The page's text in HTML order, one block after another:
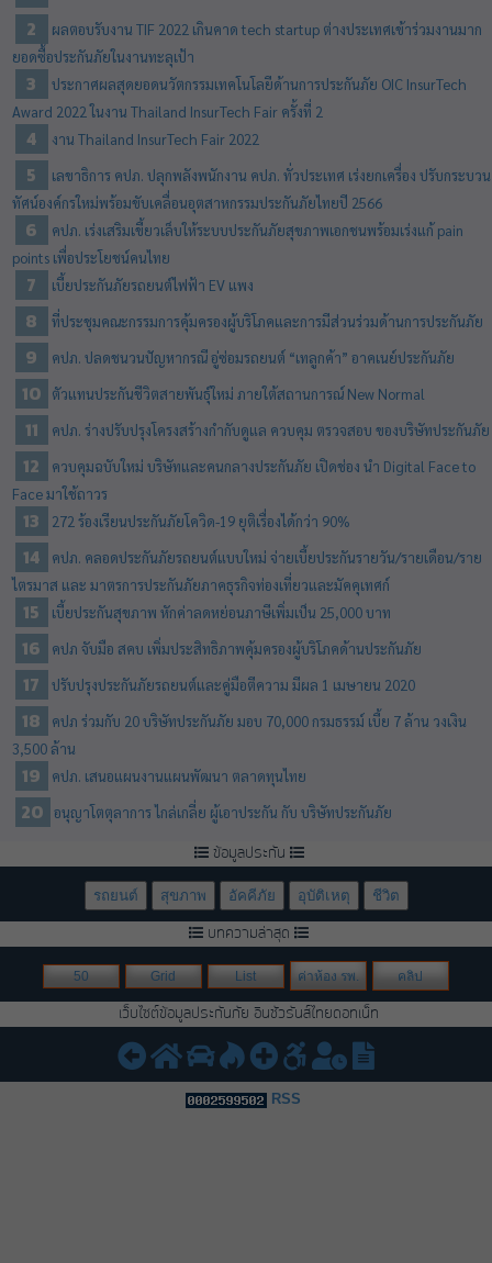
ผลตอบรับงาน TIF 2022 เกินคาด tech startup ต่างประเทศเข้าร่วมงานมาก
ยอดซื้อประกันภัยในงานทะลุเป้า
ประกาศผลสุดยอดนวัตกรรมเทคโนโลยีด้านการประกันภัย OIC InsurTech
Award 2022 ในงาน Thailand InsurTech Fair ครั้งที่ 2
งาน Thailand InsurTech Fair 2022
เลขาธิการ คปภ. ปลุกพลังพนักงาน คปภ. ทั่วประเทศ เร่งยกเครื่อง ปรับกระบวน
ทัศน์องค์กรใหม่พร้อมขับเคลื่อนอุตสาหกรรมประกันภัยไทยปี 2566
คปภ. เร่งเสริมเขี้ยวเล็บให้ระบบประกันภัยสุขภาพเอกชนพร้อมเร่งแก้ pain
points เพื่อประโยชน์คนไทย
เบี้ยประกันภัยรถยนต์ไฟฟ้า EV แพง
ที่ประชุมคณะกรรมการคุ้มครองผู้บริโภคและการมีส่วนร่วมด้านการประกันภัย
คปภ. ปลดชนวนปัญหากรณี อู่ซ่อมรถยนต์ “เทลูกค้า” อาคเนย์ประกันภัย
ตัวแทนประกันชีวิตสายพันธุ์ใหม่ ภายใต้สถานการณ์ New Normal
คปภ. ร่างปรับปรุงโครงสร้างกำกับดูแล ควบคุม ตรวจสอบ ของบริษัทประกันภัย
ควบคุมฉบับใหม่ บริษัทและคนกลางประกันภัย เปิดช่อง นำ Digital Face to
Face มาใช้ถาวร
272 ร้องเรียนประกันภัยโควิด-19 ยุติเรื่องได้กว่า 90%
คปภ. คลอดประกันภัยรถยนต์แบบใหม่ จ่ายเบี้ยประกันรายวัน/รายเดือน/ราย
ไตรมาส และ มาตรการประกันภัยภาคธุรกิจท่องเที่ยวและมัคคุเทศก์
เบี้ยประกันสุขภาพ หักค่าลดหย่อนภาษีเพิ่มเป็น 25,000 บาท
คปภ จับมือ สคบ เพิ่มประสิทธิภาพคุ้มครองผู้บริโภคด้านประกันภัย
ปรับปรุงประกันภัยรถยนต์และคู่มือตีความ มีผล 1 เมษายน 2020
คปภ ร่วมกับ 20 บริษัทประกันภัย มอบ 70,000 กรมธรรม์ เบี้ย 7 ล้าน วงเงิน
3,500 ล้าน
คปภ. เสนอแผนงานแผนพัฒนา ตลาดทุนไทย
อนุญาโตตุลาการ ไกล่เกลี่ย ผู้เอาประกัน กับ บริษัทประกันภัย
ข้อมูลประกัน
รถยนต์ สุขภาพ อัคคีภัย อุบัติเหตุ ชีวิต
บทความล่าสุด
50 Grid List ค่าห้อง รพ. คลิป
เว็บไซต์ข้อมูลประกันภัย อินชัวรันส์ไทยดอทเน็ท
RSS